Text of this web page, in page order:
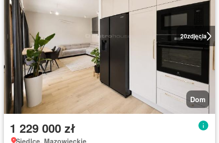
20zdjęcia
Dom
1 229 000 zł
Siedlce, Mazowieckie